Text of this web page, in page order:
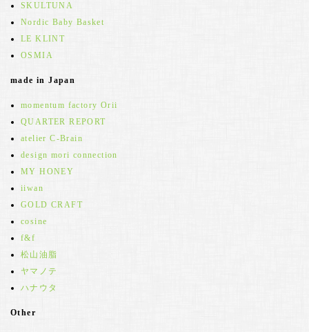
SKULTUNA
Nordic Baby Basket
LE KLINT
OSMIA
made in Japan
momentum factory Orii
QUARTER REPORT
atelier C-Brain
design mori connection
MY HONEY
iiwan
GOLD CRAFT
cosine
f&f
松山油脂
ヤマノテ
ハナウタ
Other